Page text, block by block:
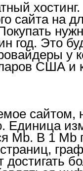
сайта на
год. Это
у
США и
сайтом,
Единица
Mb. В 1 Mb
достигать